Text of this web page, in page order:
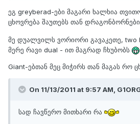
ეგ greyberad-ები მაგარი ხალხია
ცხოვრება შაუთებს თან
მე დუალვილს ვორიორი გავაკეთე, two
მერე რავი dual - ით მაგრად ჩხუბობს
Giant-ებთან მეც მიჭირს თან მაგას რო
On 11/13/2011 at 9:57 AM,
სად ჩავწერო მითხარი რა